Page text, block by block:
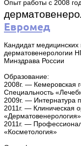
Опыт работы с 2008
Евромед
Кандидат
Минздрава России
Образование:
2008г. — Кемеровская
Специальность
2009г. — Интернатура
2011г. — Клиническая
«Дерматовенерология»
2011г. —
«Косметология»